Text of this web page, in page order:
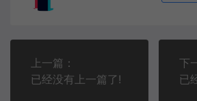
上一篇：
已经没有上一篇了!
下
已